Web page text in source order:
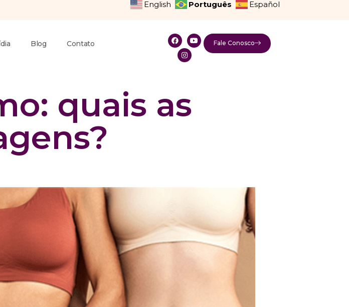
English Português Español
Blog Contato Fale Conosco
quais as